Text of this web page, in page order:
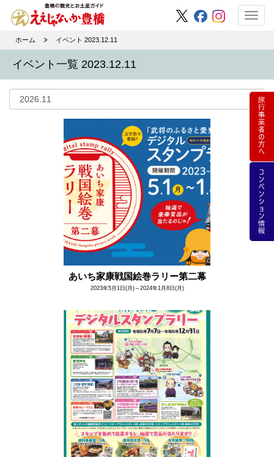
ホーム イベント 2023.12.11
イベント一覧 2023.12.11
あいち家康戦国絵巻ラリー第二幕
2023年5月1日(月)～2024年1月8日(月)